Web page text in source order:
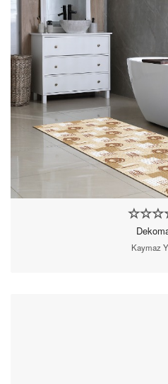
Kaymaz